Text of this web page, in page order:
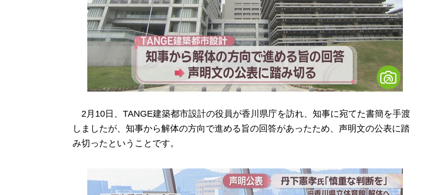
2月10日、TANGE建築都市設計の役員が香川県庁を訪れ、知事に宛てた書簡を手渡
しましたが、知事から解体の方向で進める旨の回答があったため、声明文の公表に踏
み切ったということです。